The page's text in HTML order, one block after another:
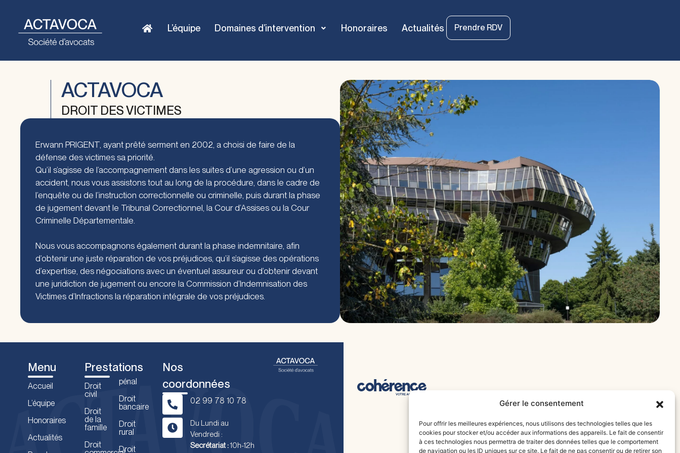
Gérer le consentement
Pour offrir les meilleures expériences, nous utilisons des technologies telles que les
cookies pour stocker et/ou accéder aux informations des appareils. Le fait de consentir
à ces technologies nous permettra de traiter des données telles que le comportement
de navigation ou les ID uniques sur ce site. Le fait de ne pas consentir ou de retirer son
L’équipe Domaines d’intervention Honoraires Actualités Prendre RDV
ACTAVOCA
DROIT DES VICTIMES
Erwann PRIGENT, ayant prêté serment en 2002, a choisi de faire de la
défense des victimes sa priorité.
Qu’il s’agisse de l’accompagnement dans les suites d’une agression ou d’un
accident, nous vous assistons tout au long de la procédure, dans le cadre de
l’enquête ou de l’instruction correctionnelle ou criminelle, puis durant la phase
de jugement devant le Tribunal Correctionnel, la Cour d’Assises ou la Cour
Criminelle Départementale.
Nous vous accompagnons également durant la phase indemnitaire, afin
d’obtenir une juste réparation de vos préjudices, qu’il s’agisse des opérations
d’expertise, des négociations avec un éventuel assureur ou d’obtenir devant
une juridiction de jugement ou encore la Commission d’Indemnisation des
Victimes d’Infractions la réparation intégrale de vos préjudices.
Menu
Accueil
L’équipe
Honoraires
Actualités
Prestations
Droit
civil
Droit
de la
famille
Droit
pénal
Droit
bancaire
Droit
rural
Droit
Nos
coordonnées
02 99 78 10 78
Du Lundi au
Vendredi :
Secrétariat :10h-12h